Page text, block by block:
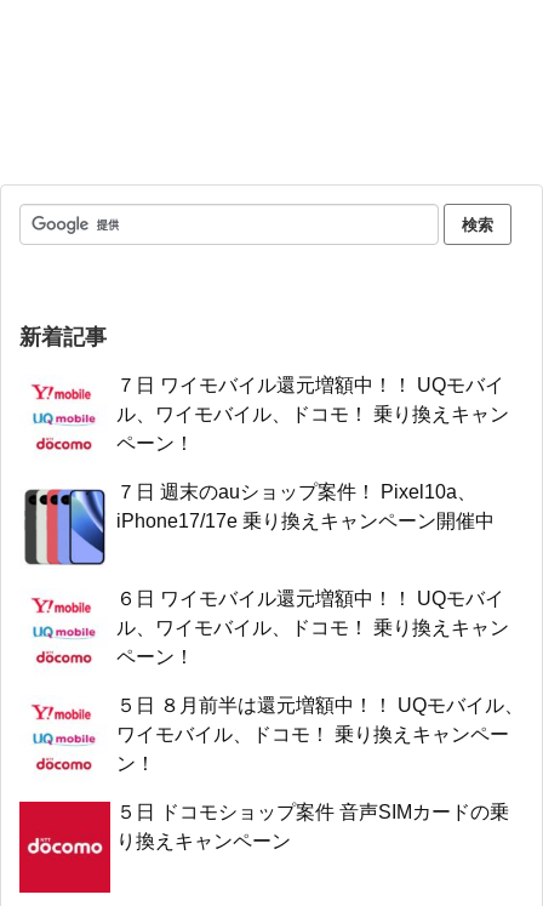
新着記事
７日 ワイモバイル還元増額中！！ UQモバイ
ル、ワイモバイル、ドコモ！ 乗り換えキャン
ペーン！
７日 週末のauショップ案件！ Pixel10a、
iPhone17/17e 乗り換えキャンペーン開催中
６日 ワイモバイル還元増額中！！ UQモバイ
ル、ワイモバイル、ドコモ！ 乗り換えキャン
ペーン！
５日 ８月前半は還元増額中！！ UQモバイル、
ワイモバイル、ドコモ！ 乗り換えキャンペー
ン！
５日 ドコモショップ案件 音声SIMカードの乗
り換えキャンペーン